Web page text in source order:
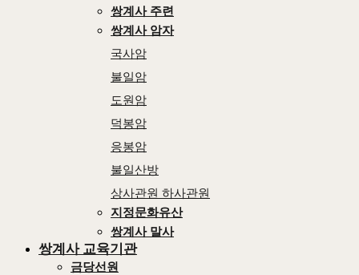
쌍계사 주련
쌍계사 암자
국사암
불일암
도원암
덕봉암
응봉암
불일산방
상사관원 하사관원
지정문화유산
쌍계사 말사
쌍계사 교육기관
금당선원